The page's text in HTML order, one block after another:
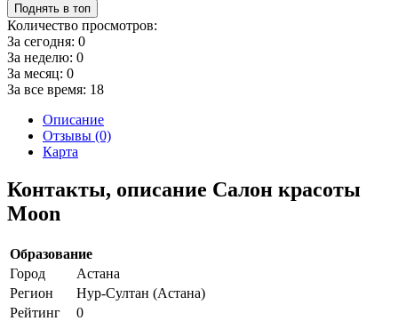
Поднять в топ
Количество просмотров:
За сегодня: 0
За неделю: 0
За месяц: 0
За все время: 18
Описание
Отзывы (0)
Карта
Контакты, описание Салон красоты
Moon
Образование
Город
Астана
Регион
Нур-Султан (Астана)
Рейтинг
0